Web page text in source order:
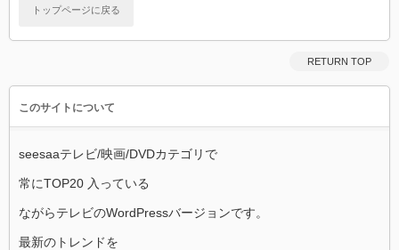
トップページに戻る
RETURN TOP
このサイトについて
seesaaテレビ/映画/DVDカテゴリで
常にTOP20 入っている
ながらテレビのWordPressバージョンです。
最新のトレンドを